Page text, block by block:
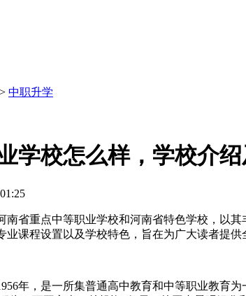
> 中职升学
学校怎么样，学校介
南省重点中等职业学校和河南省特色学校，以
课程设置以及学校特色，旨在为广大读者提供
年，是一所集普通高中教育和中等职业教育